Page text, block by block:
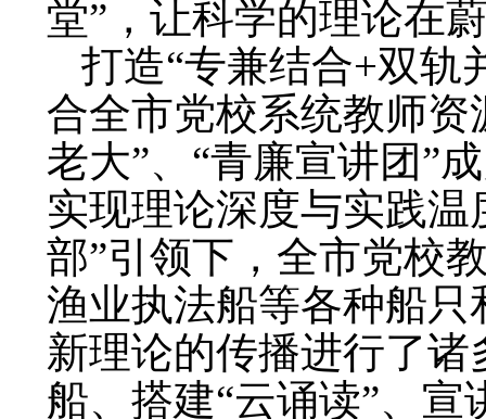
堂”，让科学的理论在
打造“专兼结合+双轨
合全市党校系统教师资
老大”、“青廉宣讲团”
实现理论深度与实践
部”引领下，全市党校
渔业执法船等各种船
新理论的传播进行了
船、搭建“云诵读”、宣